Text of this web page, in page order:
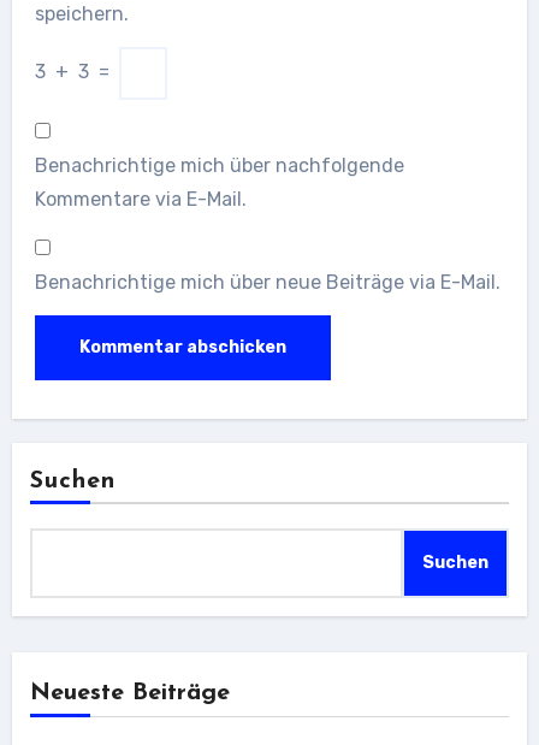
speichern.
3 + 3 =
Benachrichtige mich über nachfolgende
Kommentare via E-Mail.
Benachrichtige mich über neue Beiträge via E-Mail.
Suchen
Suchen
Neueste Beiträge